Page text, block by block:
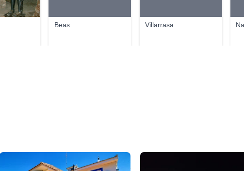
Beas Villarrasa